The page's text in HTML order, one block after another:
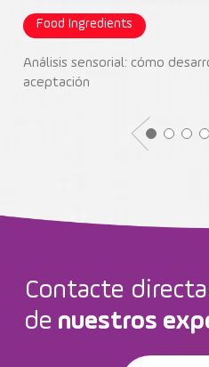
Food Ingredients
Análisis sensorial: cómo
aceptación
Contacte
de nuestros